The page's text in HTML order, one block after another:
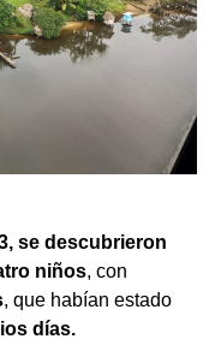
se descubrieron
niños, con
, que habían estado
días.